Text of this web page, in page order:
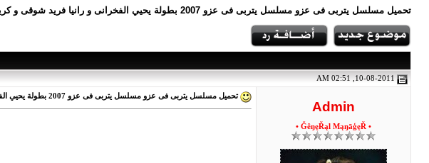
تحميل مسلسل يتربى فى عزو مسلسل يتربى فى عزو 2007 بطولة يحيي الفخرانى و رانيا فريد شوقى و كريمة مختار
Admin
• ĞêŋęŘąl MąŋāģęŘ •
تحميل مسلسل يتربى فى عزو مسلسل يتربى فى عزو 2007 بطولة يحيي الفخرانى و رانيا فريد شوقى و كريمة مختار - كامل 31 حلقة مسلسل يتربي في عزو حمادة عزو